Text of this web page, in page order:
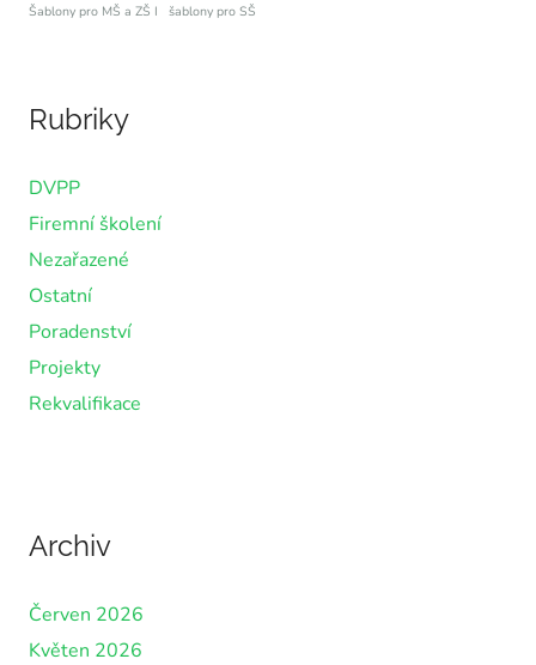
Šablony pro MŠ a ZŠ I
šablony pro SŠ
Rubriky
DVPP
Firemní školení
Nezařazené
Ostatní
Poradenství
Projekty
Rekvalifikace
Archiv
Červen 2026
Květen 2026